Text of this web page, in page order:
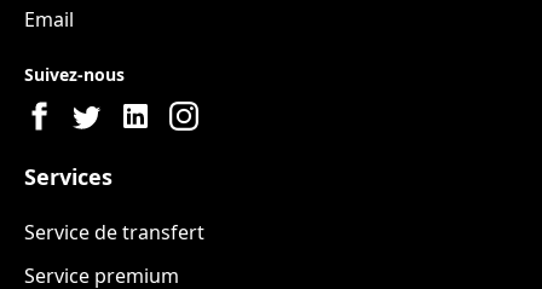
Email
Suivez-nous
Services
Service de transfert
Service premium